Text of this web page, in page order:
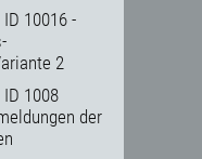
10016 -
2
1008
der